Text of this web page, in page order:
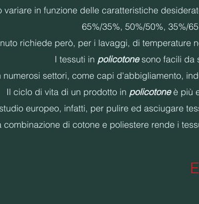
in funzione delle caratteristiche
65%/35%, 50%/50%, 35%/
richiede però, per i lavaggi, di temperature
I tessuti in policotonesono facili da
settori, come capi d'abbigliamento,
Il ciclo di vita di un prodotto in policotoneè più
europeo, infatti, per pulire ed asciugare
combinazione di cotone e poliestere rende i